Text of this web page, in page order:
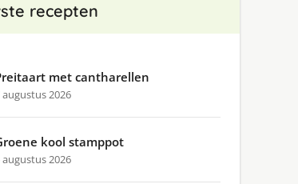
recepten
met cantharellen
augustus 2026
kool stamppot
augustus 2026